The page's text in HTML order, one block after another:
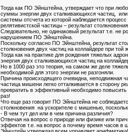
Тогда как ПО Эйнштейна, утверждает что при
суммы энергии двух сталкивающихся частиц,
системы отсчета из которой наблюдается
релятивистской частицы – результат
Следовательно, не одинаковый результат т.е. не
нарушением ПО Эйнштейна.
Поскольку согласно ПО Эйнштейна, результат
столкновения двух частиц на коллайдере при
Тогда как на практике для рождения тяжелых
энергия двух сталкивающихся частиц на
Но в 1000 раз это теория, на самом же деле
необходимой для этого энергии не разгоняли.
Причина происходящего очевидна, неподвижная
частица мишени легко отталкивается в сторону
превратить в эффективный необходимо повысить
раз!
Что еще раз говорит ПО Эйнштейна не
столкновения на ускорителе с мишенью,
- В чем тут дел или в чем причина различия?
Отвечая на вопрос о природе или физике или
эффектов т.е. на вопрос а почему время часов в